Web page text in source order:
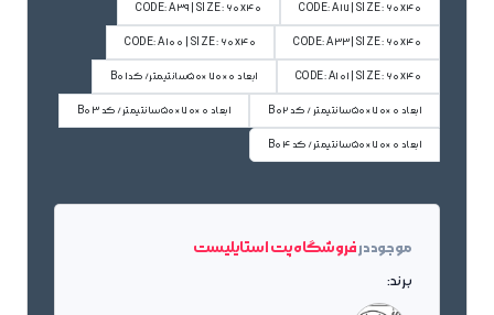
CODE: A17| SIZE: 60x40
CODE: A39| SIZE: 60x40
CODE: A33| SIZE: 60x40
CODE: A100 | SIZE: 60x40
CODE: A101| SIZE: 60x40 ابعاد 0×70×50سانتیمتر/ کدB01
ابعاد 0×70×50سانتیمتر / کد B02 ابعاد 0×70×50سانتیمتر/ کد B03
ابعاد 0×70×50سانتیمتر/ کد B04
موجود درفروشگاه پت استایلیست
برند: